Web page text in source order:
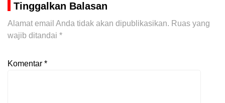
Tinggalkan Balasan
Alamat email Anda tidak akan dipublikasikan. Ruas yang
wajib ditandai *
Komentar *